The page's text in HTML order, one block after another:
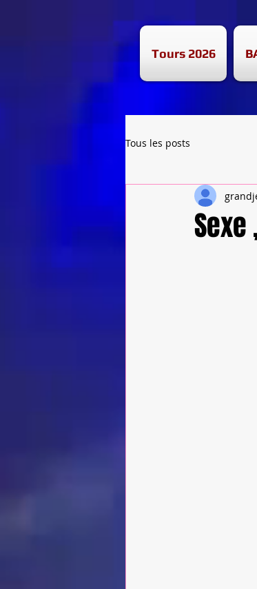
Tours 2026
Tous les posts